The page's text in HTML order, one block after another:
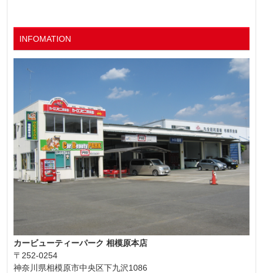
INFOMATION
カービューティーパーク 相模原本店
〒252-0254
神奈川県相模原市中央区下九沢1086